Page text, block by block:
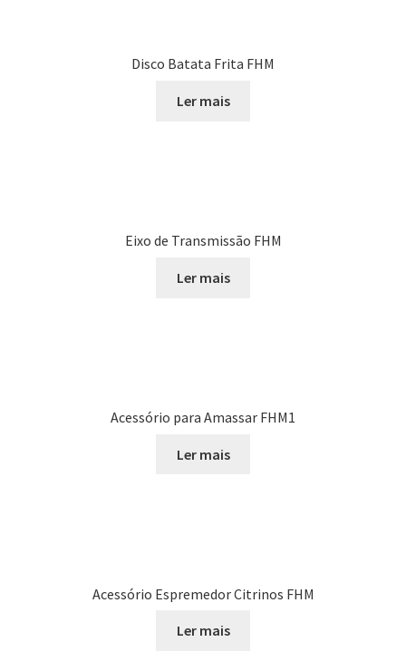
Disco Batata Frita FHM
Ler mais
Eixo de Transmissão FHM
Ler mais
Acessório para Amassar FHM1
Ler mais
Acessório Espremedor Citrinos FHM
Ler mais